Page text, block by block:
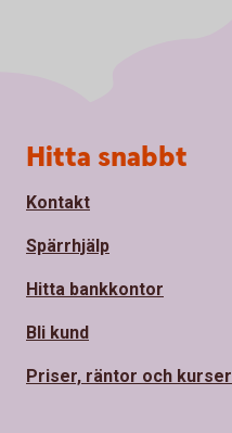
Sidfot
Hitta snabbt
Kontakt
Spärrhjälp
Hitta bankkontor
Bli kund
Priser, räntor och kurser